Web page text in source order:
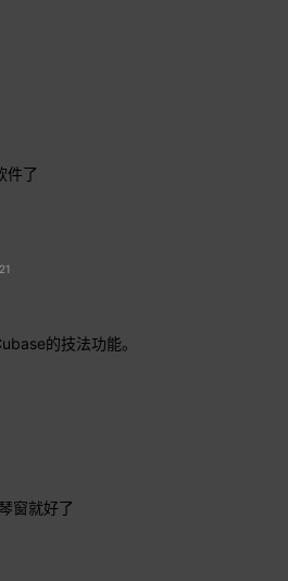
件了
的技法功能。
窗就好了